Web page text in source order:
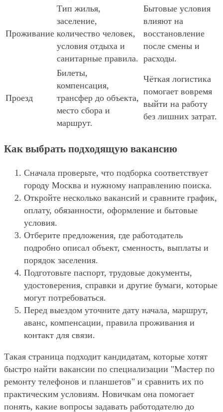
Проживание
Тип жилья,
заселение,
количество человек,
условия отдыха и
санитарные правила.
Бытовые условия
влияют на
восстановление
после смены и
расходы.
Проезд
Билеты,
компенсация,
трансфер до объекта,
место сбора и
маршрут.
Чёткая логистика
помогает вовремя
выйти на работу
без лишних затрат.
Как выбрать подходящую вакансию
Сначала проверьте, что подборка соответствует
городу Москва и нужному направлению поиска.
Откройте несколько вакансий и сравните график,
оплату, обязанности, оформление и бытовые
условия.
Отберите предложения, где работодатель
подробно описал объект, сменность, выплаты и
порядок заселения.
Подготовьте паспорт, трудовые документы,
удостоверения, справки и другие бумаги, которые
могут потребоваться.
Перед выездом уточните дату начала, маршрут,
аванс, компенсации, правила проживания и
контакт для связи.
Такая страница подходит кандидатам, которые хотят
быстро найти вакансии по специализации "Мастер по
ремонту телефонов и планшетов" и сравнить их по
практическим условиям. Новичкам она помогает
понять, какие вопросы задавать работодателю до